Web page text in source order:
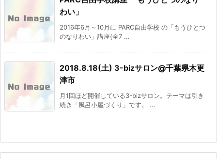
わい」
2016年6月～10月に PARC自由学校 の「もうひとつ
のなりわい」講座(全7 ...
2018.8.18(土) 3-bizサロン@千葉県木更
津市
月1回ほど開催している3-bizサロン。テーマは引き
続き「風呂小屋づくり」です。 ...